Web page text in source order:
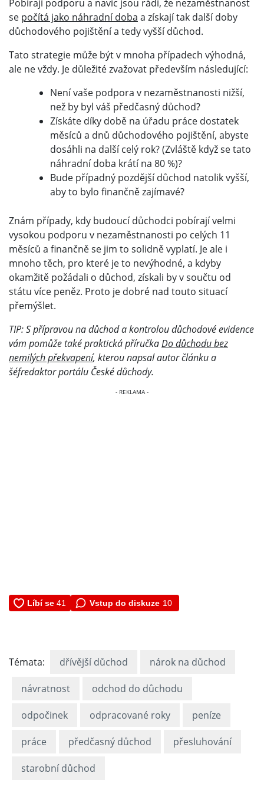
Pobírají podporu a navíc jsou rádi, že nezaměstnanost
se počítá jako náhradní doba a získají tak další doby
důchodového pojištění a tedy vyšší důchod.
Tato strategie může být v mnoha případech výhodná,
ale ne vždy. Je důležité zvažovat především následující:
Není vaše podpora v nezaměstnanosti nižší,
než by byl váš předčasný důchod?
Získáte díky době na úřadu práce dostatek
měsíců a dnů důchodového pojištění, abyste
dosáhli na další celý rok? (Zvláště když se tato
náhradní doba krátí na 80 %)?
Bude případný pozdější důchod natolik vyšší,
aby to bylo finančně zajímavé?
Znám případy, kdy budoucí důchodci pobírají velmi
vysokou podporu v nezaměstnanosti po celých 11
měsíců a finančně se jim to solidně vyplatí. Je ale i
mnoho těch, pro které je to nevýhodné, a kdyby
okamžitě požádali o důchod, získali by v součtu od
státu více peněz. Proto je dobré nad touto situací
přemýšlet.
TIP: S přípravou na důchod a kontrolou důchodové evidence
vám pomůže také praktická příručkaDo důchodu bez
nemilých překvapení, kterou napsal autor článku a
šéfredaktor portálu České důchody.
Vstup do diskuze 10
Témata: dřívější důchod nárok na důchod
návratnost odchod do důchodu
odpočinek odpracované roky peníze
práce předčasný důchod přesluhování
starobní důchod